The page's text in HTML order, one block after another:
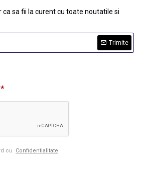
ca sa fii la curent cu toate noutatile si
Trimite
cu Confidentialitate